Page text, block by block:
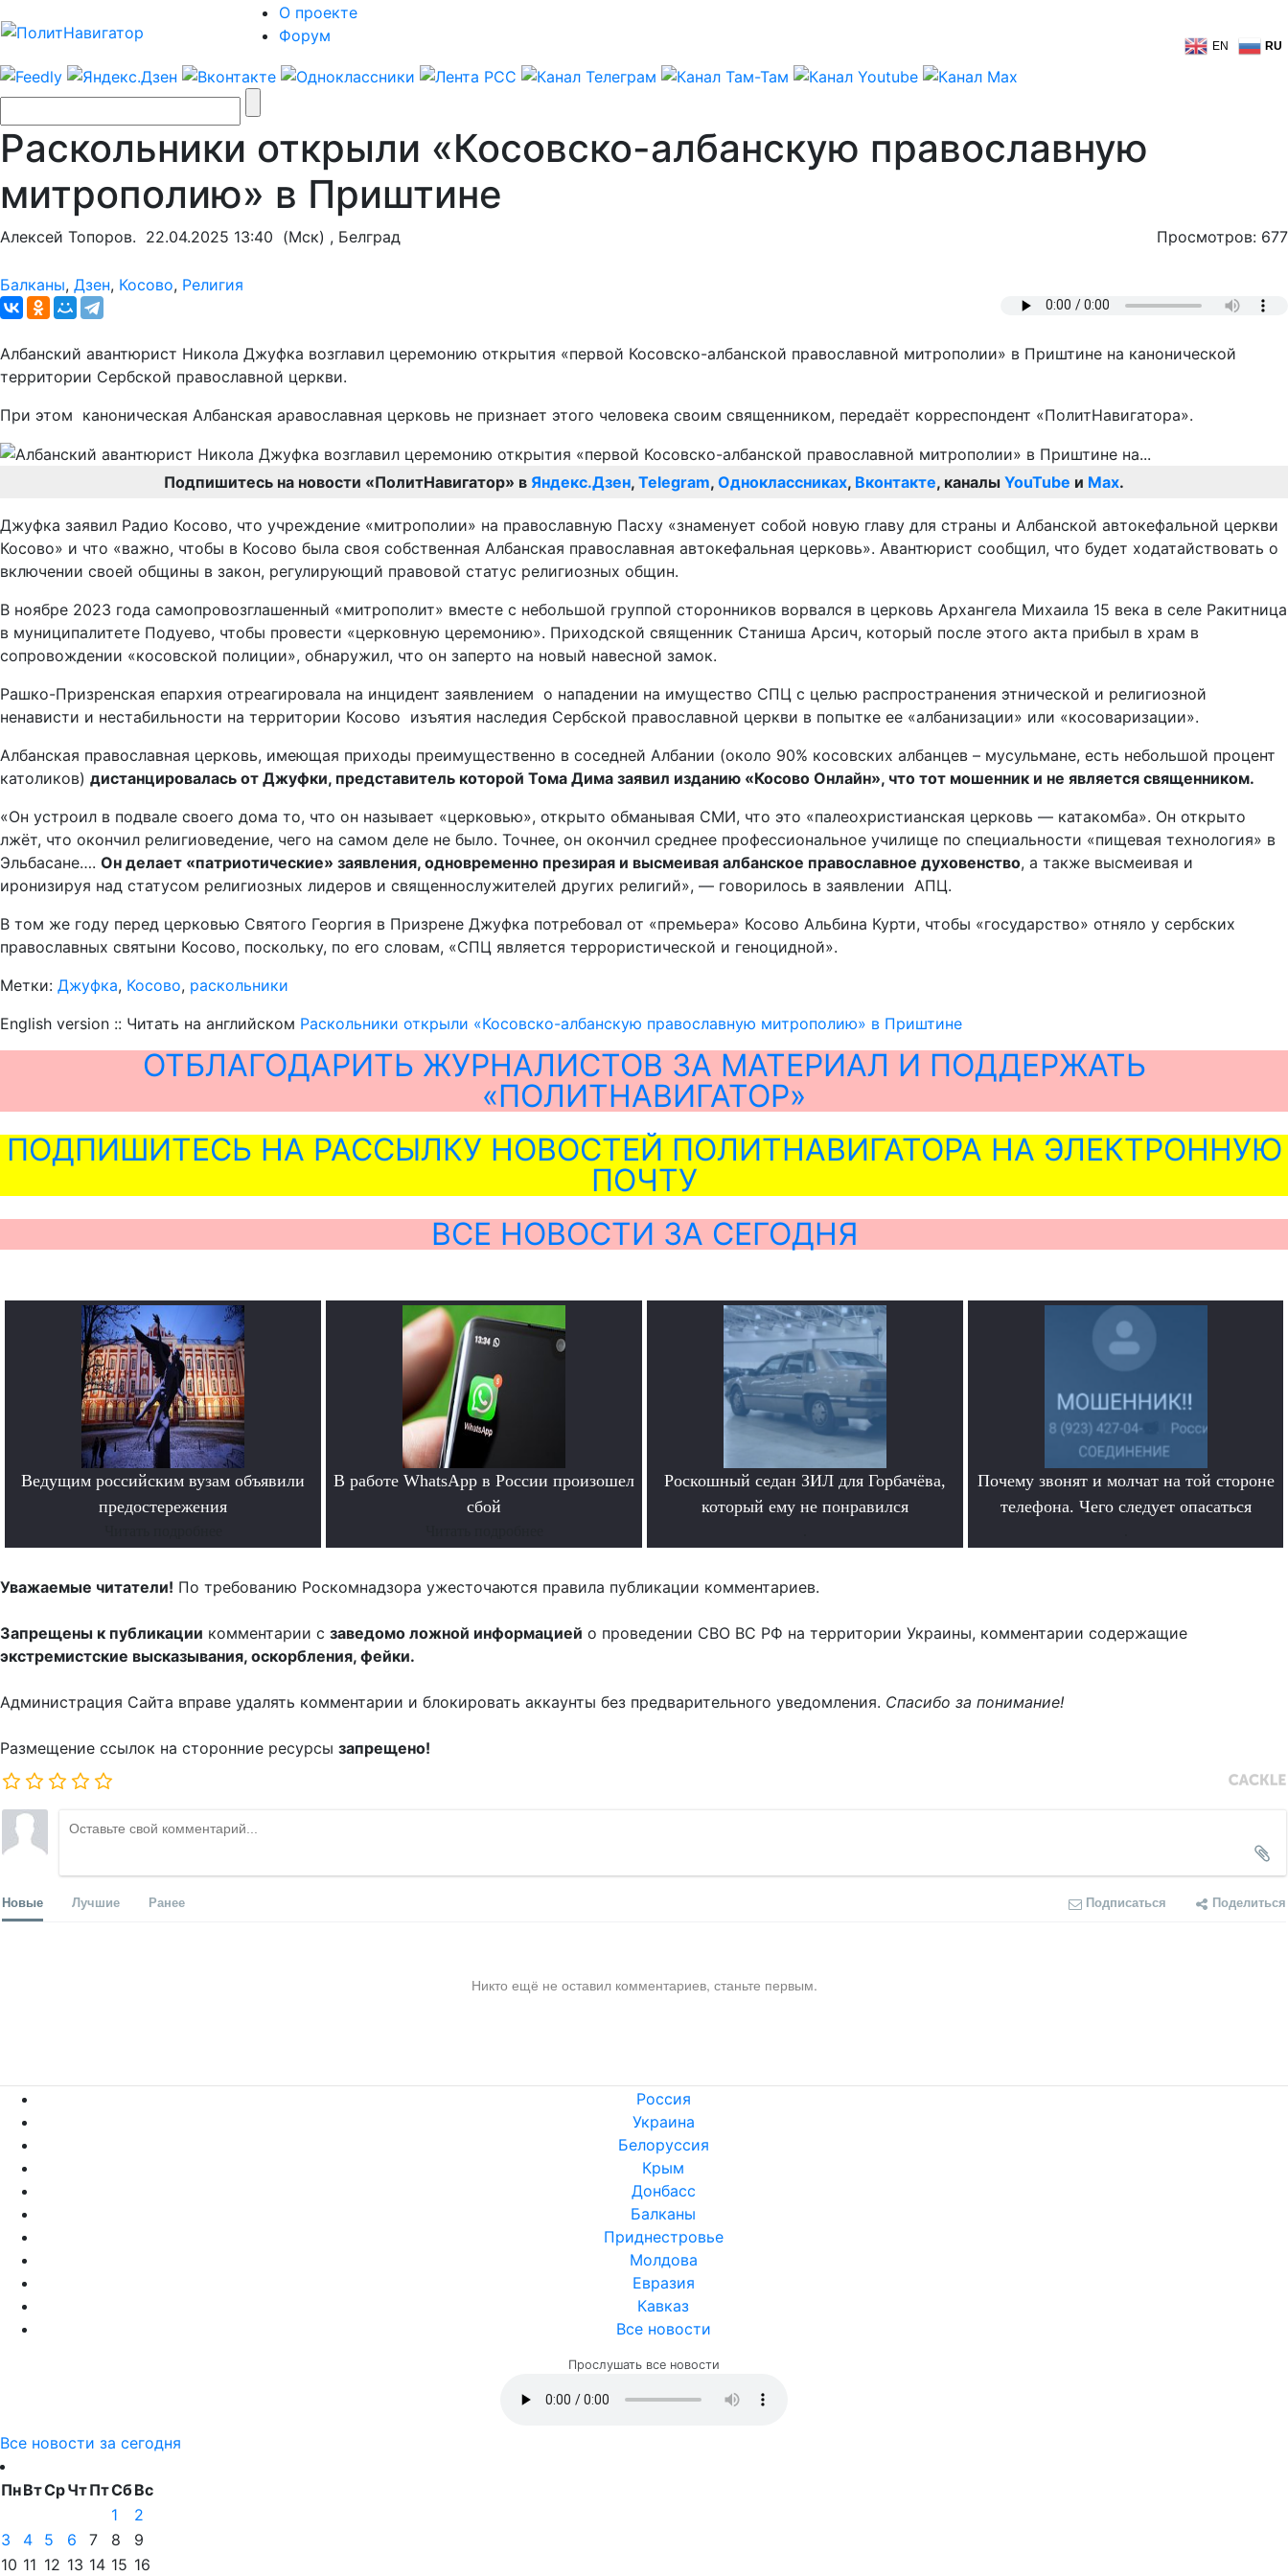
О проекте
Форум
EN RU
Раскольники открыли «Косовско-албанскую православную
митрополию» в Приштине
Алексей Топоров. 22.04.2025 13:40 (Мск) , Белград Просмотров: 677
Балканы, Дзен, Косово, Религия
Албанский авантюрист Никола Джуфка возглавил церемонию открытия «первой Косовско-албанской православной митрополии» в Приштине на канонической
территории Сербской православной церкви.
При этом каноническая Албанская аравославная церковь не признает этого человека своим священником, передаёт корреспондент «ПолитНавигатора».
Подпишитесь на новости «ПолитНавигатор» в Яндекс.Дзен, Telegram, Одноклассниках, Вконтакте, каналы YouTube и Max.
Джуфка заявил Радио Косово, что учреждение «митрополии» на православную Пасху «знаменует собой новую главу для страны и Албанской автокефальной церкви
Косово» и что «важно, чтобы в Косово была своя собственная Албанская православная автокефальная церковь». Авантюрист сообщил, что будет ходатайствовать о
включении своей общины в закон, регулирующий правовой статус религиозных общин.
В ноябре 2023 года самопровозглашенный «митрополит» вместе с небольшой группой сторонников ворвался в церковь Архангела Михаила 15 века в селе Ракитница
в муниципалитете Подуево, чтобы провести «церковную церемонию». Приходской священник Станиша Арсич, который после этого акта прибыл в храм в
сопровождении «косовской полиции», обнаружил, что он заперто на новый навесной замок.
Рашко-Призренская епархия отреагировала на инцидент заявлением о нападении на имущество СПЦ с целью распространения этнической и религиозной
ненависти и нестабильности на территории Косово изъятия наследия Сербской православной церкви в попытке ее «албанизации» или «косоваризации».
Албанская православная церковь, имеющая приходы преимущественно в соседней Албании (около 90% косовских албанцев – мусульмане, есть небольшой процент
католиков) дистанцировалась от Джуфки, представитель которой Тома Дима заявил изданию «Косово Онлайн», что тот мошенник и не является священником.
«Он устроил в подвале своего дома то, что он называет «церковью», открыто обманывая СМИ, что это «палеохристианская церковь — катакомба». Он открыто
лжёт, что окончил религиоведение, чего на самом деле не было. Точнее, он окончил среднее профессиональное училище по специальности «пищевая технология» в
Эльбасане…. Он делает «патриотические» заявления, одновременно презирая и высмеивая албанское православное духовенство, а также высмеивая и
иронизируя над статусом религиозных лидеров и священнослужителей других религий», — говорилось в заявлении АПЦ.
В том же году перед церковью Святого Георгия в Призрене Джуфка потребовал от «премьера» Косово Альбина Курти, чтобы «государство» отняло у сербских
православных святыни Косово, поскольку, по его словам, «СПЦ является террористической и геноцидной».
Метки: Джуфка, Косово, раскольники
English version :: Читать на английском Раскольники открыли «Косовско-албанскую православную митрополию» в Приштине
ОТБЛАГОДАРИТЬ ЖУРНАЛИСТОВ ЗА МАТЕРИАЛ И ПОДДЕРЖАТЬ
«ПОЛИТНАВИГАТОР»
ПОДПИШИТЕСЬ НА РАССЫЛКУ НОВОСТЕЙ ПОЛИТНАВИГАТОРА НА ЭЛЕКТРОННУЮ
ПОЧТУ
ВСЕ НОВОСТИ ЗА СЕГОДНЯ
Ведущим российским вузам объявили
предостережения
В работе WhatsApp в России произошел
сбой
Роскошный седан ЗИЛ для Горбачёва,
который ему не понравился
Почему звонят и молчат на той стороне
телефона. Чего следует опасаться
Уважаемые читатели! По требованию Роскомнадзора ужесточаются правила публикации комментариев.
Запрещены к публикации комментарии с заведомо ложной информацией о проведении СВО ВС РФ на территории Украины, комментарии содержащие
экстремистские высказывания, оскорбления, фейки.
Администрация Сайта вправе удалять комментарии и блокировать аккаунты без предварительного уведомления. Спасибо за понимание!
Размещение ссылок на сторонние ресурсы запрещено!
Новые Лучшие Ранее Подписаться Поделиться
Никто ещё не оставил комментариев, станьте первым.
Россия
Украина
Белоруссия
Крым
Донбасс
Балканы
Приднестровье
Молдова
Евразия
Кавказ
Все новости
Прослушать все новости
Все новости за сегодня
ПнВтСрЧтПтСбВс
1
2
3
4 5 6 7 8
9
10 11 12 13 14 15 16